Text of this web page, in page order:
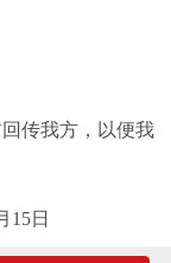
传我方，以便我